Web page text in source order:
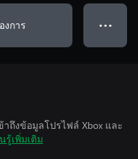
งการ ● ● ●
ถึงข้อมูลโปรไฟล์ Xbox และ
รู้เพิ่มเติม